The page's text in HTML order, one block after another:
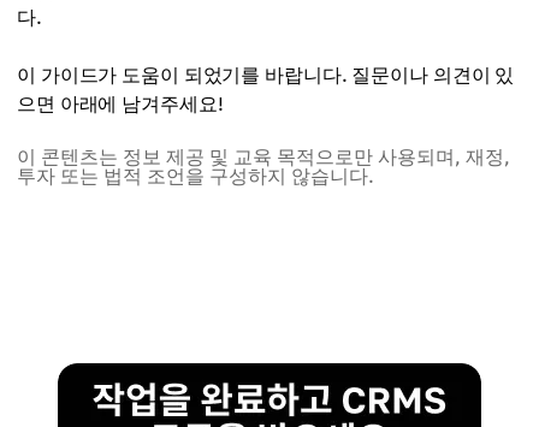
다.
이 가이드가 도움이 되었기를 바랍니다. 질문이나 의견이 있
으면 아래에 남겨주세요!
이 콘텐츠는 정보 제공 및 교육 목적으로만 사용되며, 재정,
투자 또는 법적 조언을 구성하지 않습니다.